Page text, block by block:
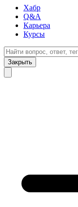
Хабр
Q&A
Карьера
Курсы
Закрыть